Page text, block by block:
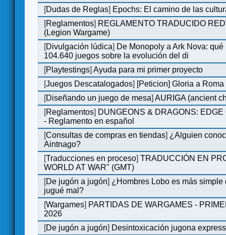
[Dudas de Reglas] Epochs: El camino de las
[Reglamentos] REGLAMENTO TRADUCIDO
(Legion Wargame)
[Divulgación lúdica] De Monopoly a Ark Nova:
104.640 juegos sobre la evolución del di
[Playtestings]Ayuda para mi primer proyecto
[Juegos Descatalogados] [Peticion] Gloria a Roma
[Diseñando un juego de mesa]AURIGA (ancient
[Reglamentos] DUNGEONS & DRAGONS:
- Reglamento en español
[Consultas de compras en tiendas] ¿Alguien
Aintnago?
[Traducciones en proceso]TRADUCCIÓN EN
WORLD AT WAR" (GMT)
[De jugón a jugón] ¿Hombres Lobo es más simple
jugué mal?
[Wargames] PARTIDAS DE WARGAMES -
2026
[De jugón a jugón] Desintoxicación jugona express